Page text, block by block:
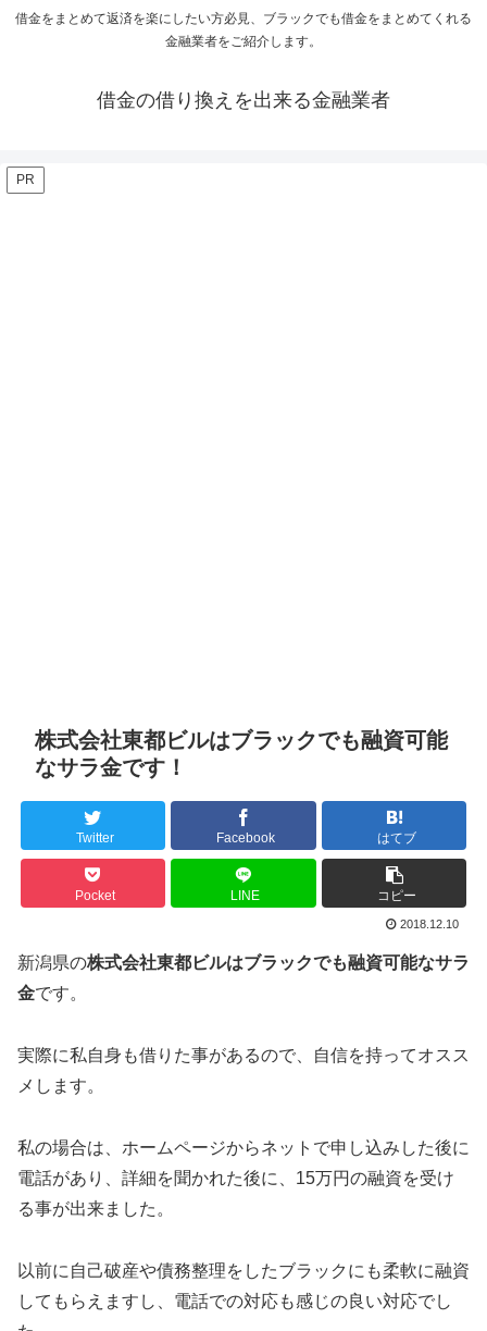
借金をまとめて返済を楽にしたい方必見、ブラックでも借金をまとめてくれる
金融業者をご紹介します。
借金の借り換えを出来る金融業者
PR
株式会社東都ビルはブラックでも融資可能
なサラ金です！
Twitter Facebook はてブ
Pocket LINE コピー
2018.12.10
新潟県の株式会社東都ビルはブラックでも融資可能なサラ
金です。
実際に私自身も借りた事があるので、自信を持ってオスス
メします。
私の場合は、ホームページからネットで申し込みした後に
電話があり、詳細を聞かれた後に、15万円の融資を受け
る事が出来ました。
以前に自己破産や債務整理をしたブラックにも柔軟に融資
してもらえますし、電話での対応も感じの良い対応でし